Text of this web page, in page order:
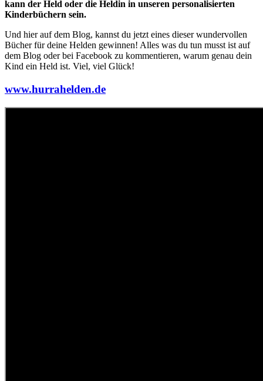
kann der Held oder die Heldin in unseren personalisierten
Kinderbüchern sein.
Und hier auf dem Blog, kannst du jetzt eines dieser wundervollen
Bücher für deine Helden gewinnen! Alles was du tun musst ist auf
dem Blog oder bei Facebook zu kommentieren, warum genau dein
Kind ein Held ist. Viel, viel Glück!
www.hurrahelden.de